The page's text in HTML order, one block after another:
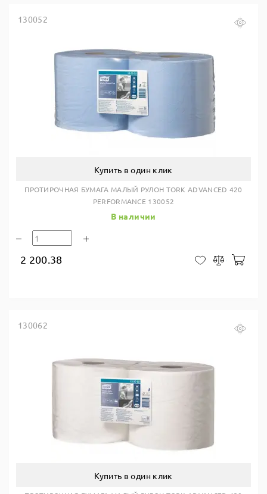
130052
Купить в один клик
ПРОТИРОЧНАЯ БУМАГА МАЛЫЙ РУЛОН TORK ADVANCED 420
PERFORMANCE 130052
В наличии
2 200.38 В закладки
Сравнить
130062
Купить в один клик